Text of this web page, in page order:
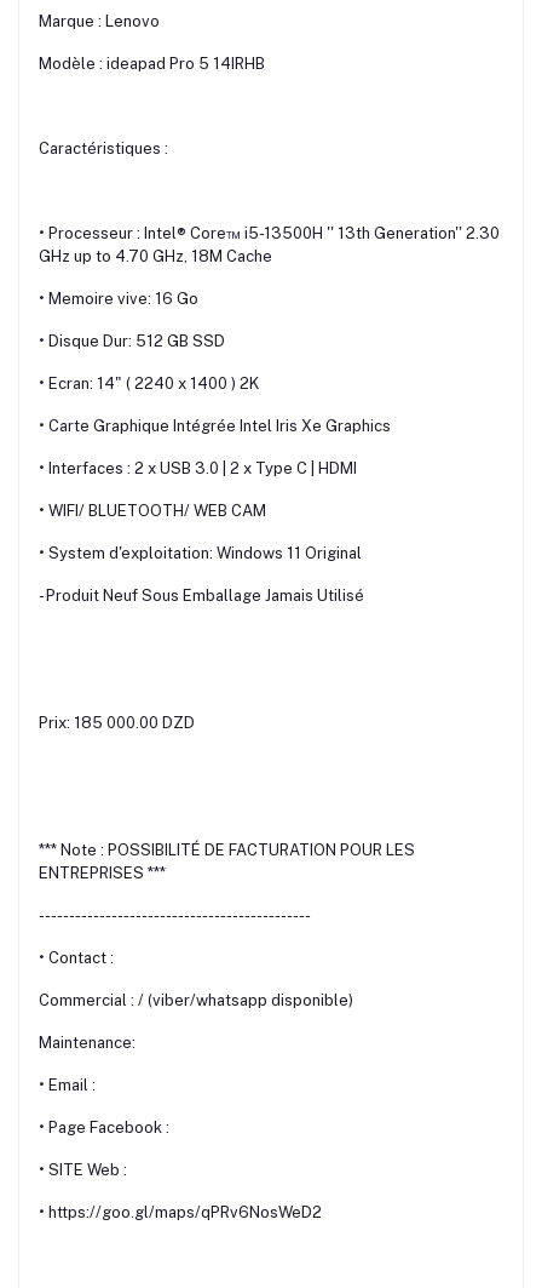
Marque : Lenovo
Modèle : ideapad Pro 5 14IRHB
Caractéristiques :
• Processeur : Intel® Core™ i5-13500H '' 13th Generation'' 2.30
GHz up to 4.70 GHz, 18M Cache
• Memoire vive: 16 Go
• Disque Dur: 512 GB SSD
• Ecran: 14" ( 2240 x 1400 ) 2K
• Carte Graphique Intégrée Intel Iris Xe Graphics
• Interfaces : 2 x USB 3.0 | 2 x Type C | HDMI
• WIFI/ BLUETOOTH/ WEB CAM
• System d'exploitation: Windows 11 Original
- Produit Neuf Sous Emballage Jamais Utilisé
Prix: 185 000.00 DZD
*** Note : POSSIBILITÉ DE FACTURATION POUR LES
ENTREPRISES ***
---------------------------------------------
• Contact :
Commercial : / (viber/whatsapp disponible)
Maintenance:
• Email :
• Page Facebook :
• SITE Web :
• https://goo.gl/maps/qPRv6NosWeD2